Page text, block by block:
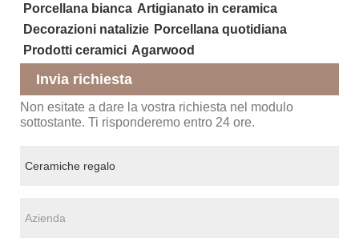
Porcellana bianca Artigianato in ceramica
Decorazioni natalizie Porcellana quotidiana
Prodotti ceramici Agarwood
Invia richiesta
Non esitate a dare la vostra richiesta nel modulo
sottostante. Ti risponderemo entro 24 ore.